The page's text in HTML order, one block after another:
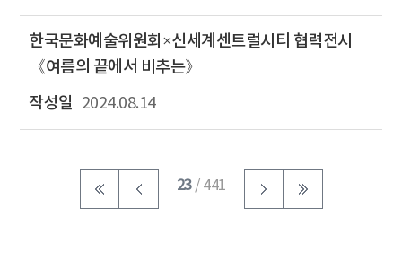
한국문화예술위원회×신세계센트럴시티 협력전시
《여름의 끝에서 비추는》
2024.08.14
23/ 441